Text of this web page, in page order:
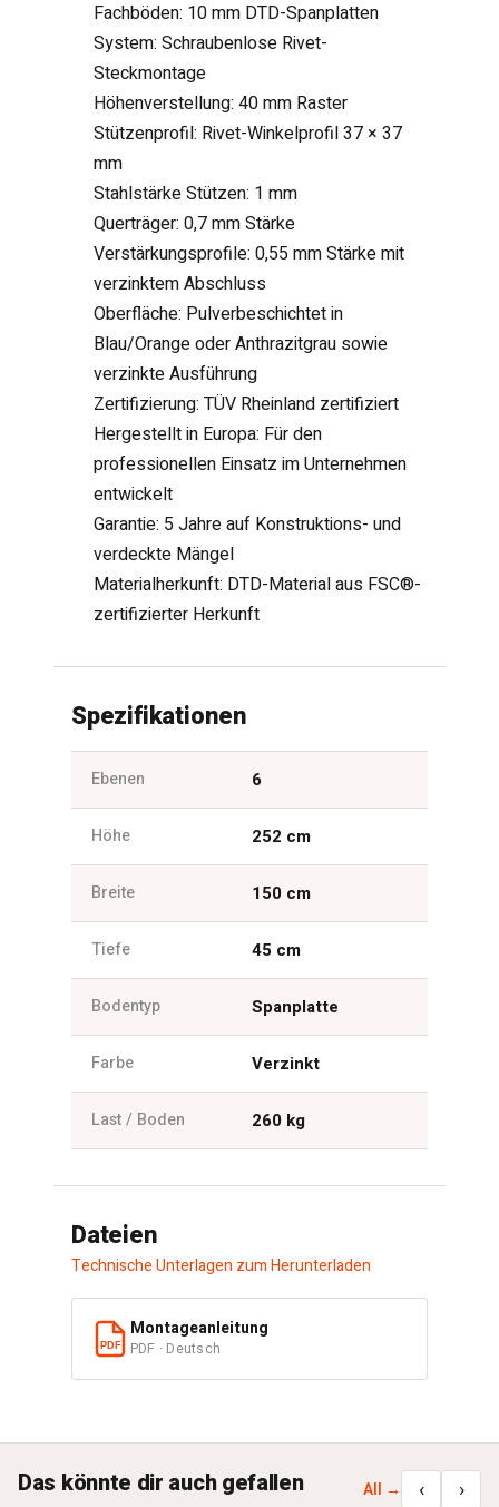
Fachböden: 10 mm DTD-Spanplatten
System: Schraubenlose Rivet-
Steckmontage
Höhenverstellung: 40 mm Raster
Stützenprofil: Rivet-Winkelprofil 37 × 37
mm
Stahlstärke Stützen: 1 mm
Querträger: 0,7 mm Stärke
Verstärkungsprofile: 0,55 mm Stärke mit
verzinktem Abschluss
Oberfläche: Pulverbeschichtet in
Blau/Orange oder Anthrazitgrau sowie
verzinkte Ausführung
Zertifizierung: TÜV Rheinland zertifiziert
Hergestellt in Europa: Für den
professionellen Einsatz im Unternehmen
entwickelt
Garantie: 5 Jahre auf Konstruktions- und
verdeckte Mängel
Materialherkunft: DTD-Material aus FSC®-
zertifizierter Herkunft
Spezifikationen
Ebenen 6
Höhe 252 cm
Breite 150 cm
Tiefe 45 cm
Bodentyp Spanplatte
Farbe Verzinkt
Last / Boden 260 kg
Dateien
Technische Unterlagen zum Herunterladen
PDF
Montageanleitung
PDF · Deutsch
Das könnte dir auch gefallen All → ‹ ›